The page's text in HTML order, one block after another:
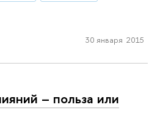
30 января 2015
– польза или